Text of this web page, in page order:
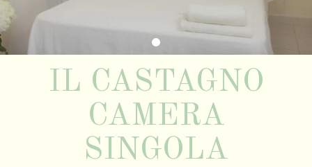
IL CASTAGNO
CAMERA
SINGOLA